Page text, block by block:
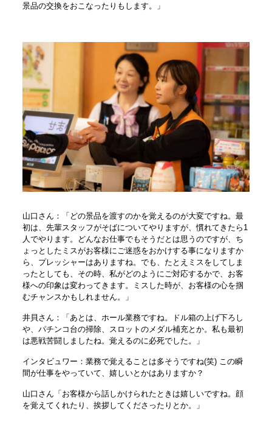
景品の交換をおこなったりもします。」
山口さん：「どの景品を渡すのかを覚えるのが大変ですね。最
初は、先輩スタッフがそばについてやりますが、慣れてきたら1
人でやります。どんなお仕事でもそうだとは思うのですが、ち
ょっとしたミスがお客様にご迷惑をおかけする事になりますか
ら、プレッシャーはありますね。でも、たとえミスをしてしま
ったとしても、その時、私がどのようにご対応するかで、お客
様への印象は変わってきます。ミスした時が、お客様の心を掴
むチャンスかもしれません。」
井貝さん：「あとは、ホール業務ですね。ドル箱の上げ下ろし
や、パチンコ台の掃除、スロットのメダル補充とか。私も最初
は悪戦苦闘しましたね。覚えるのに必死でした。」
インタビュワー：業務で覚えることは多そうですね(笑) この瞬
間が仕事をやっていて、嬉しいとかはありますか？
山口さん「お客様から話しかけられたときは嬉しいですね。顔
を覚えてくれたり、挨拶してくださったりとか。」